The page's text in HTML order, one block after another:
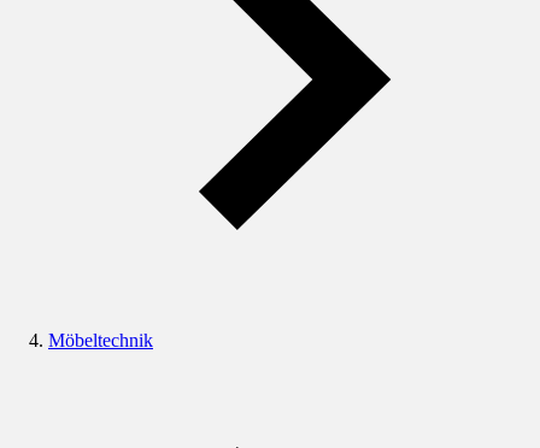
Möbeltechnik